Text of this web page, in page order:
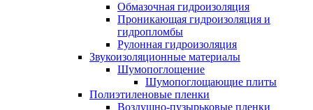
Обмазочная гидроизоляция
Проникающая гидроизоляция и
гидропломбы
Рулонная гидроизоляция
Звукоизоляционные материалы
Шумопоглощение
Шумопоглощающие плиты
Полиэтиленовые пленки
Воздушно-пузырьковые пленки